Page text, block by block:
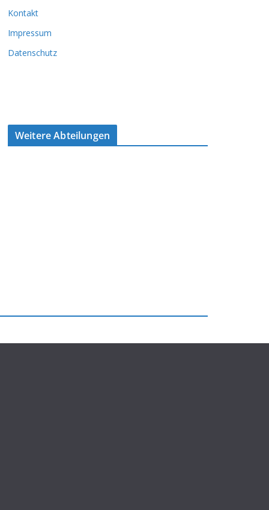
Kontakt
Impressum
Datenschutz
Weitere Abteilungen